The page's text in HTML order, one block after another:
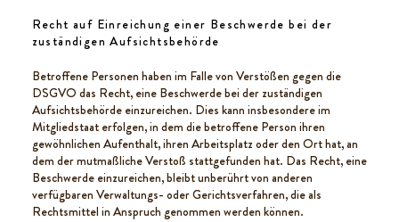
Recht auf Einreichung einer Beschwerde bei der
zuständigen Aufsichtsbehörde
Betroffene Personen haben im Falle von Verstößen gegen die
DSGVO das Recht, eine Beschwerde bei der zuständigen
Aufsichtsbehörde einzureichen. Dies kann insbesondere im
Mitgliedstaat erfolgen, in dem die betroffene Person ihren
gewöhnlichen Aufenthalt, ihren Arbeitsplatz oder den Ort hat, an
dem der mutmaßliche Verstoß stattgefunden hat. Das Recht, eine
Beschwerde einzureichen, bleibt unberührt von anderen
verfügbaren Verwaltungs- oder Gerichtsverfahren, die als
Rechtsmittel in Anspruch genommen werden können.